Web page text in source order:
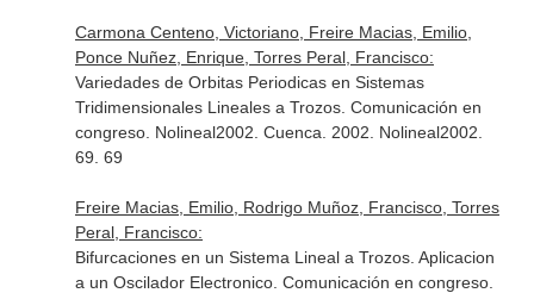
Carmona Centeno, Victoriano, Freire Macias, Emilio,
Ponce Nuñez, Enrique, Torres Peral, Francisco:
Variedades de Orbitas Periodicas en Sistemas
Tridimensionales Lineales a Trozos. Comunicación en
congreso. Nolineal2002. Cuenca. 2002. Nolineal2002.
69. 69
Freire Macias, Emilio, Rodrigo Muñoz, Francisco, Torres
Peral, Francisco:
Bifurcaciones en un Sistema Lineal a Trozos. Aplicacion
a un Oscilador Electronico. Comunicación en congreso.